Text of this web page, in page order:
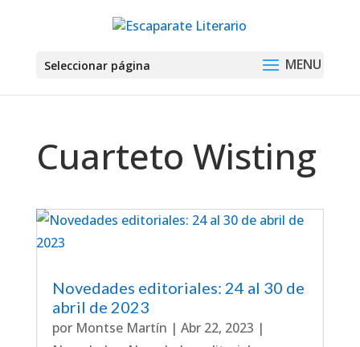
Seleccionar página
Cuarteto Wisting
Novedades editoriales: 24 al 30 de
abril de 2023
por Montse Martín | Abr 22, 2023 |